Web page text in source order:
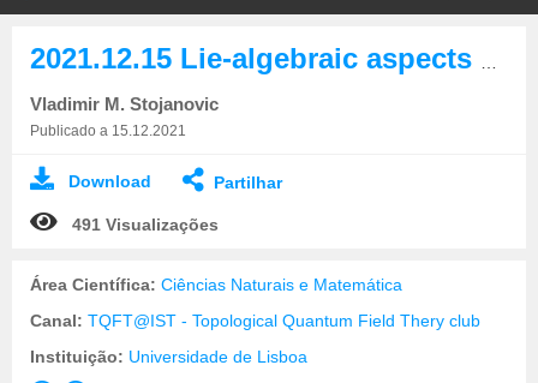
Vladimir M. Stojanovic
Publicado a 15.12.2021
Download Partilhar
491 Visualizações
Área Científica: Ciências Naturais e Matemática
Canal: TQFT@IST - Topological Quantum Field Thery club
Instituição: Universidade de Lisboa